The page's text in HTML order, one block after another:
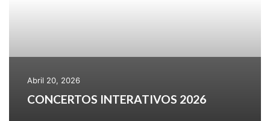
Abril 20, 2026
CONCERTOS INTERATIVOS 2026